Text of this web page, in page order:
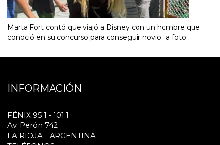
Marta Fort contó que viajó a Disney con un hombre que
conoció en su concurso para conseguir novio: la foto
INFORMACIÓN
FÉNIX 95.1 - 101.1
Av. Perón 742
LA RIOJA - ARGENTINA